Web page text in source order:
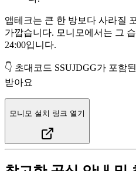
앱테크는 큰 한 방보다 사라질
가깝습니다. 모니모에서는 그
24:00입니다.
👇 초대코드 SSUJDGG가 포함
받아요
모니모 설치 링크 열기